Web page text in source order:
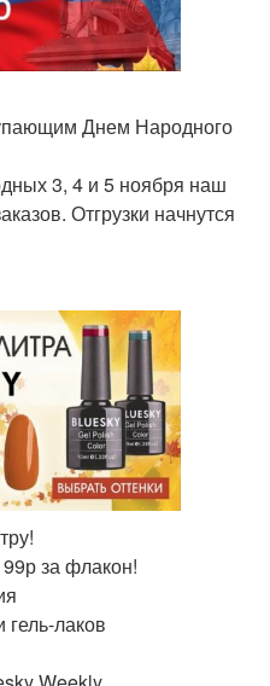
Днем Народного
3, 4 и 5 ноября наш
Отгрузки начнутся
за флакон!
гель-лаков